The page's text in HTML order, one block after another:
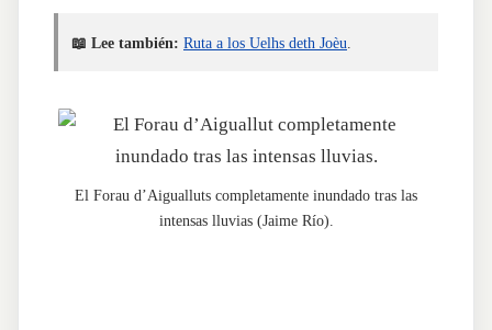
📖 Lee también: Ruta a los Uelhs deth Joèu.
El Forau d’Aigualluts completamente inundado tras las
intensas lluvias (Jaime Río).